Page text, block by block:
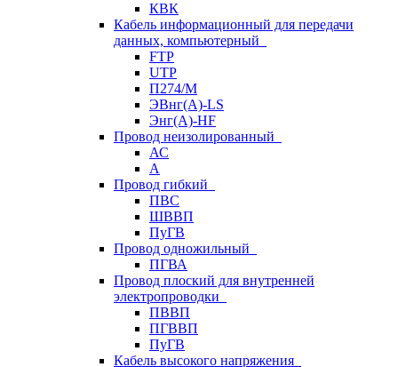
КВК
Кабель информационный для передачи
данных, компьютерный
FTP
UTP
П274/М
ЭВнг(А)-LS
Энг(А)-HF
Провод неизолированный
АС
А
Провод гибкий
ПВС
ШВВП
ПуГВ
Провод одножильный
ПГВА
Провод плоский для внутренней
электропроводки
ПВВП
ПГВВП
ПуГВ
Кабель высокого напряжения